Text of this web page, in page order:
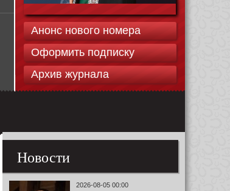
Анонс нового номера
Оформить подписку
Архив журнала
Новости
2026-08-05 00:00